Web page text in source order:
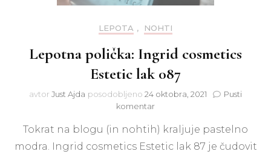
LEPOTA , NOHTI
Lepotna polička: Ingrid cosmetics
Estetic lak 087
avtor Just Ajda posodobljeno 24 oktobra, 2021
Pusti
komentarna
polička:
Ingrid
Tokrat na blogu (in nohtih) kraljuje pastelno
modra. Ingrid cosmetics Estetic lak 87 je čudovit